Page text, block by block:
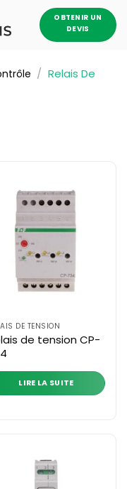
OBTENIR UN
DEVIS
/ Relais De
DE TENSION
de tension CP-
LIRE LA SUITE